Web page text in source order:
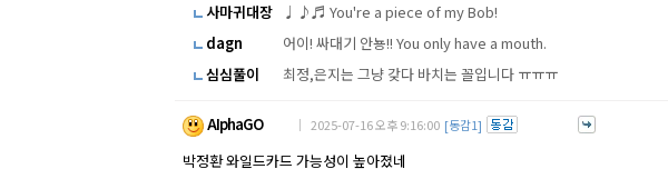
사마귀대장
♩♪♬ You're a piece of my Bob!
dagn
어이! 싸대기 안뇽!! You only have a mouth.
심심풀이
최정,은지는 그냥 갖다 바치는 꼴입니다 ㅠㅠㅠ
AIphaGO ｜ 2025-07-16 오후 9:16:00 [동감1]
박정환 와일드카드 가능성이 높아졌네